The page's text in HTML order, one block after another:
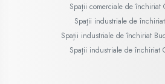
Spații comerciale de închiriat
Spații industriale de
Spații industriale de închiriat
Spații industriale de închiriat